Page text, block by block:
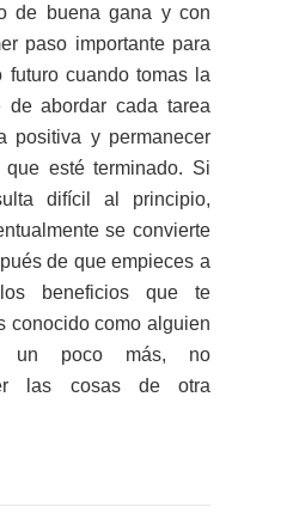
de buena gana y con
paso importante para
futuro cuando tomas la
de abordar cada tarea
positiva y permanecer
esté terminado. Si
difícil al principio,
se convierte
de que empieces a
beneficios que te
conocido como alguien
un poco más, no
las cosas de otra